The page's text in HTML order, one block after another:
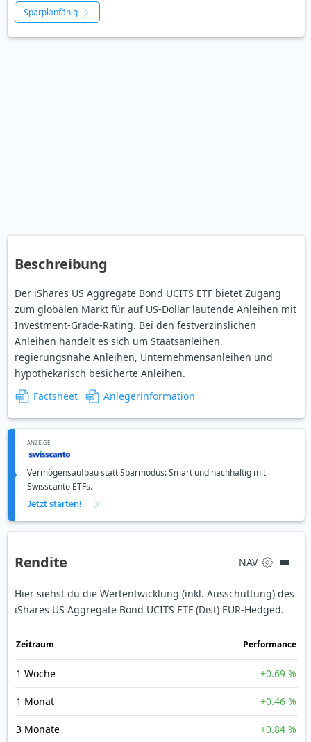
Sparplanfähig
Beschreibung
Der iShares US Aggregate Bond UCITS ETF bietet Zugang
zum globalen Markt für auf US-Dollar lautende Anleihen mit
Investment-Grade-Rating. Bei den festverzinslichen
Anleihen handelt es sich um Staatsanleihen,
regierungsnahe Anleihen, Unternehmensanleihen und
hypothekarisch besicherte Anleihen.
Factsheet
Anlegerinformation
ANZEIGE
Vermögensaufbau statt Sparmodus: Smart und nachhaltig mit
Swisscanto ETFs.
Jetzt starten!
Rendite NAV
Hier siehst du die Wertentwicklung (inkl. Ausschüttung) des
iShares US Aggregate Bond UCITS ETF (Dist) EUR-Hedged.
Zeit­raum Perfor­mance
1 Woche +0.69 %
1 Monat +0.46 %
3 Monate +0.84 %